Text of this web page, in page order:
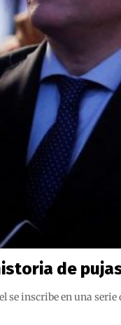
de
inscribe en una serie